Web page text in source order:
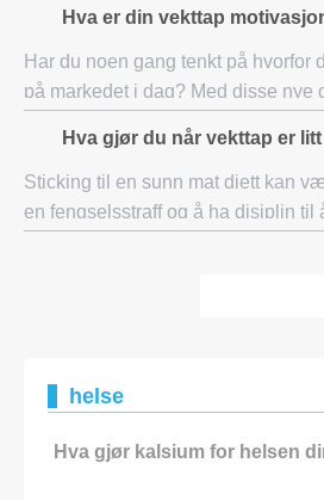
slanking alt. Hvis en die
Hva er din vekttap
Har du noen gang tenkt på hvorfor
på markedet i dag? Med disse nye
slanking alt. Hvis en die
Hva gjør du når vekttap er
Sticking til en sunn mat diett kan
en fengselsstraff og å ha disiplin til
helse
Hva gjør kalsium for helsen